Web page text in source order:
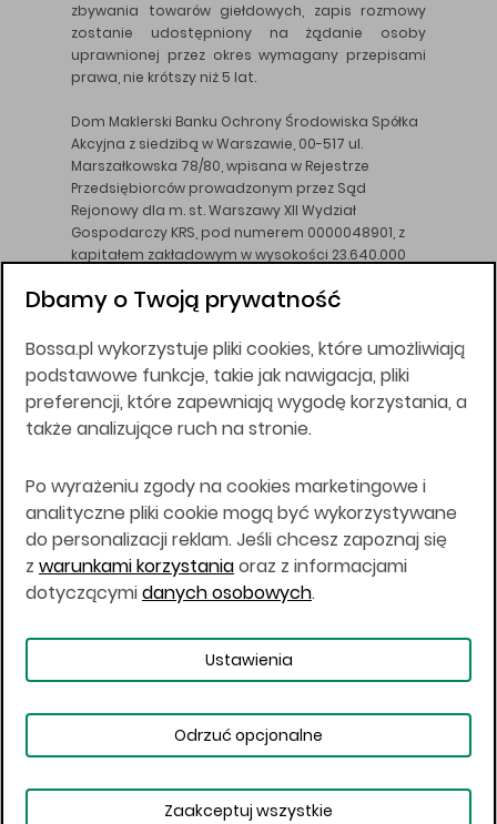
zbywania towarów giełdowych, zapis rozmowy
zostanie udostępniony na żądanie osoby
uprawnionej przez okres wymagany przepisami
prawa, nie krótszy niż 5 lat.
Dom Maklerski Banku Ochrony Środowiska Spółka
Akcyjna z siedzibą w Warszawie, 00-517 ul.
Marszałkowska 78/80, wpisana w Rejestrze
Przedsiębiorców prowadzonym przez Sąd
Rejonowy dla m. st. Warszawy XII Wydział
Gospodarczy KRS, pod numerem 0000048901, z
kapitałem zakładowym w wysokości 23.640.000
DM BOŚ działa na podstawie zezwolenia KNF z dnia
Wszelkie informacje na niniejszej stronie w tym
informacje o produktach inwestycyjnych nie są
kierowane do osób mających miejsce
zamieszkania lub pobytu w Stanach
Japonii, ani w dowolnej innej jurysdykcji, w której
taki materiał byłby sprzeczny z prawem lub w
których zgodne z prawem nabycie produktów
inwestycyjnych nie jest możliwe lub w której nie
jest możliwe złożenie oferty. Prawa obowiązujące
w danej jurysdykcji określają, czy jest możliwe
nabycie poszczególnych produktów
Copyright © 2026 BOŚ | BOSSA.PL
Warunki korzystania
Dane osobowe
Dbamy o Twoją prywatność
Bossa.pl wykorzystuje pliki cookies, które umożliwiają
podstawowe funkcje, takie jak nawigacja, pliki
preferencji, które zapewniają wygodę korzystania, a
także analizujące ruch na stronie.
Po wyrażeniu zgody na cookies marketingowe i
analityczne pliki cookie mogą być wykorzystywane
do personalizacji reklam. Jeśli chcesz zapoznaj się
z warunkami korzystaniaoraz z informacjami
dotyczącymidanych osobowych.
Ustawienia
Odrzuć opcjonalne
Zaakceptuj wszystkie